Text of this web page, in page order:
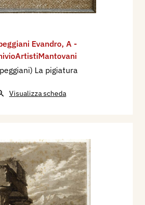
Evandro, A -
La pigiatura
Visualizza scheda